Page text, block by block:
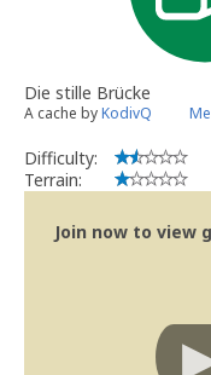
Die stille Brücke
A cache byKodivQ
Difficulty:
Terrain:
Join now to view